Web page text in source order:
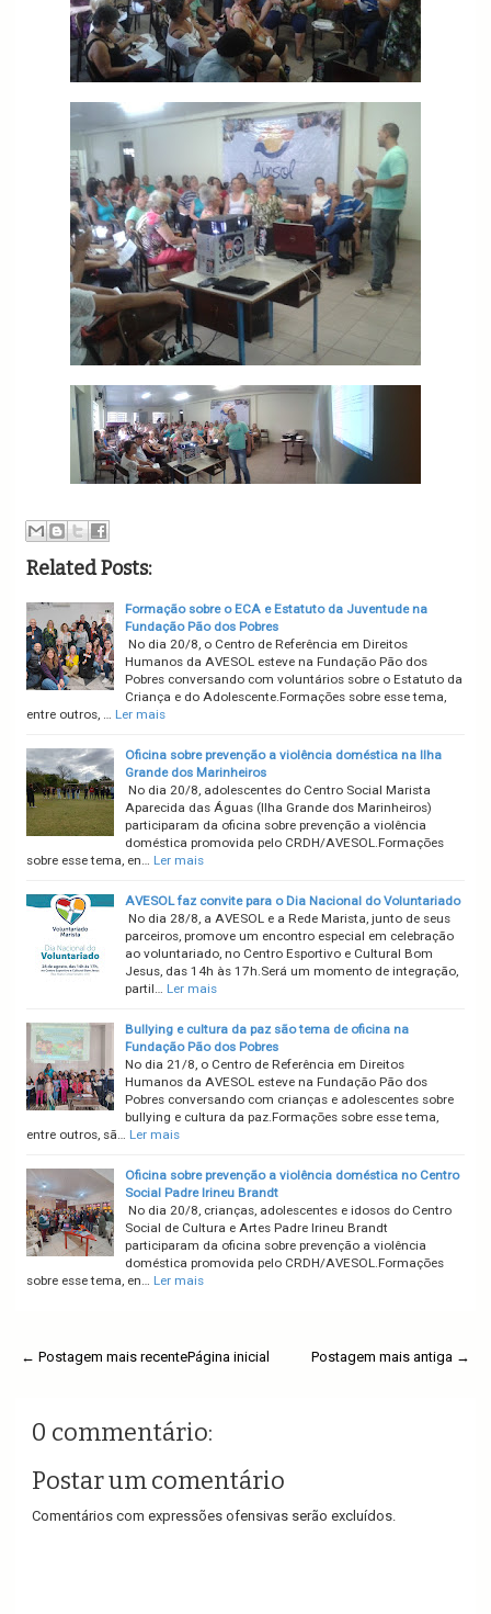
Related Posts:
Formação sobre o ECA e Estatuto da Juventude na
Fundação Pão dos Pobres
No dia 20/8, o Centro de Referência em Direitos
Humanos da AVESOL esteve na Fundação Pão dos
Pobres conversando com voluntários sobre o Estatuto da
Criança e do Adolescente.Formações sobre esse tema,
entre outros, …
Ler mais
Oficina sobre prevenção a violência doméstica na Ilha
Grande dos Marinheiros
No dia 20/8, adolescentes do Centro Social Marista
Aparecida das Águas (Ilha Grande dos Marinheiros)
participaram da oficina sobre prevenção a violência
doméstica promovida pelo CRDH/AVESOL.Formações
sobre esse tema, en…
Ler mais
AVESOL faz convite para o Dia Nacional do Voluntariado
No dia 28/8, a AVESOL e a Rede Marista, junto de seus
parceiros, promove um encontro especial em celebração
ao voluntariado, no Centro Esportivo e Cultural Bom
Jesus, das 14h às 17h.Será um momento de integração,
partil…
Ler mais
Bullying e cultura da paz são tema de oficina na
Fundação Pão dos Pobres
No dia 21/8, o Centro de Referência em Direitos
Humanos da AVESOL esteve na Fundação Pão dos
Pobres conversando com crianças e adolescentes sobre
bullying e cultura da paz.Formações sobre esse tema,
entre outros, sã…
Ler mais
Oficina sobre prevenção a violência doméstica no Centro
Social Padre Irineu Brandt
No dia 20/8, crianças, adolescentes e idosos do Centro
Social de Cultura e Artes Padre Irineu Brandt
participaram da oficina sobre prevenção a violência
doméstica promovida pelo CRDH/AVESOL.Formações
sobre esse tema, en…
Ler mais
← Postagem mais recente Postagem mais antiga →
Página inicial
0 commentário:
Postar um comentário
Comentários com expressões ofensivas serão excluídos.